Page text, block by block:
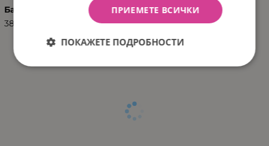
Баркод (ISBN, UPC, др.)
3801201040010
ПРИЕМЕТЕ ВСИЧКИ
ПОКАЖЕТЕ ПОДРОБНОСТИ